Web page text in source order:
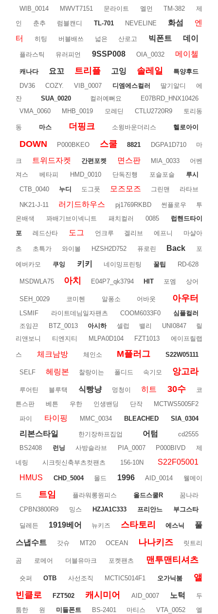
WIB_0014
MWVT7151 문라이트 멜먼 TM-382
제
인
춘추 럼블캔디 TL-701 NEVELINE 화섬
엔
터
히팅 버블배쓰 넓은 산로고 빅폰트 데이
플라스틱 유러피언 9SSP008 OIA_0032 메이첼
캐나다 요꼬 트리플 고잉 솔레일
특양후드
DV36
COZY. VIB_0007 디엠에스컬러 딸기알디
에
잔
SUA_0020 컬러예뻐요
E07BRD_HNX10426
VMA_0060
MHB_0019 모레딘 CTLU2720R9 토리동
동 마스 더핑크 소윙바운더리스 헬로아이
DOWN P000BKEO 스쿨 8821 DGPA1D710 마
크 트위드자켓 간편포켓 면스판 MIA_0033
어벤
져스
베타피 HMD_0010 단독진행 포슬포슬
루시
CTB_0040
누디 도그풋 모즈모즈 그린맨 라타브
NK21-J-11 러기드하우스 pj1769RKBD 썬플로우
투
온배색
꽈배기브이넥니트 패치컬러 0085
럽핸드타이
포
레드산타 도그 언크루 겔리브 에프니 마샬아
츠 초특가 와이볼 HZSH2D752 퓨로린 Back 포
에버카모 쿠잉 키키 네이밍프린팅 꿀팁 RD-628
MSDWLA75 아치 E04P7_qk3794 HIT 포엠 상어
SEH_0029 코미헨 알퐁소 어바웃 아우터
LSMIF 라이트데님일자팬츠 COOM6033F0
심플컬러
조임끈
BTZ_0013 아시하 셀럽 밸리 UNI0847
릴
리앤보니
티엔지티 MLPA0D104 FZT1013 에이프릴랩
스 체크남방 체인소 M플러그 S22W05111
SELF 헤링본 찰랑이는 폴디드 속기모 앙고라
루어틴 블루택 식빵냥 멍청이 히트 30수
코
튼스판
베튼 우한 인생밴딩 단작
MCTWS5005F2
파이
타이핑 MMC_0034 BLEACHED SIA_0304
리본스타일 한기장하프집업 어텀
cd2555
BS2408
런닝 사방슬라브 PIA_0007 P000BIVD
제
네링
시크릿신축부츠컷팬츠 156-10N
S22F05001
HMUS
CHD_5004 몰드 1996 AID_0014 웰메이
드 트임 플라워롱원피스 올드스쿨R
꿈나라
CPBN3800R9
밍스 HZJA1C333 프리안느 부그스타
딜레든 1919베어 뉴키즈 스타토리 에스닉 풀
스냅수트 갓슈 MT20 OCEAN 나나키즈 릿트리
곰 로메어 더블유마크 포켓팬츠 맨투맨티셔츠
숏퍼 OTB 사선조직 MCTIC5014F1 오가닉붐
앨
빈클로
FZT502 캐시미어 AID_0007 노턱
두
툼한
원 미들폰트 BS-2401 마티스 VTA_0052
엘